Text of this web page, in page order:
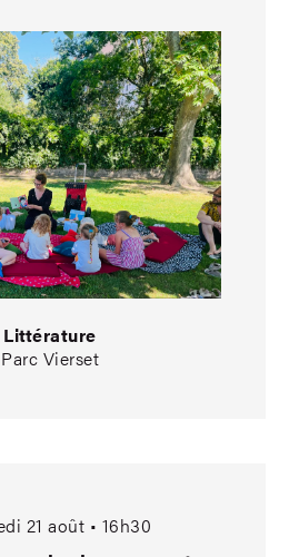
Littérature
Parc Vierset
21 août • 16h30